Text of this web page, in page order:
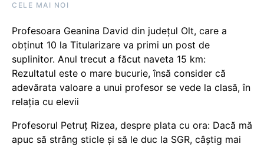
CELE MAI NOI
Profesoara Geanina David din județul Olt, care a
obținut 10 la Titularizare va primi un post de
suplinitor. Anul trecut a făcut naveta 15 km:
Rezultatul este o mare bucurie, însă consider că
adevărata valoare a unui profesor se vede la clasă, în
relația cu elevii
Profesorul Petruț Rizea, despre plata cu ora: Dacă mă
apuc să strâng sticle și să le duc la SGR, câștig mai